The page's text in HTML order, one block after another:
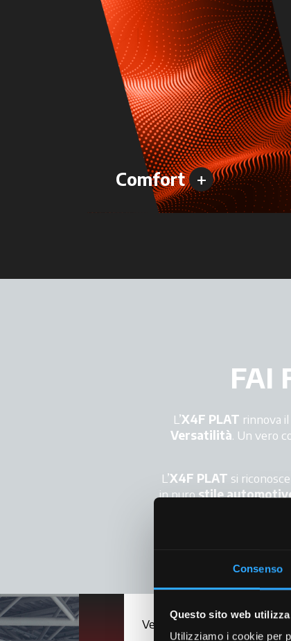
Consenso
Questo sito web
Utilizziamo i cookie per
Comfort +
FAI
L’X4F PLAT rinnova
Versatilità. Un vero
L’X4F PLAT si
in purostile
Versioni